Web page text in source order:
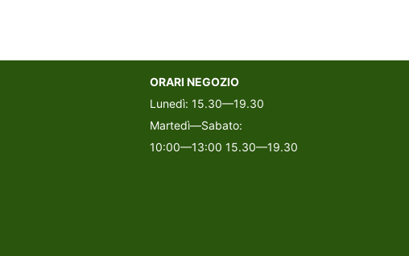
ORARI NEGOZIO
Lunedì: 15.30—19.30
Martedì—Sabato:
10:00—13:00 15.30—19.30